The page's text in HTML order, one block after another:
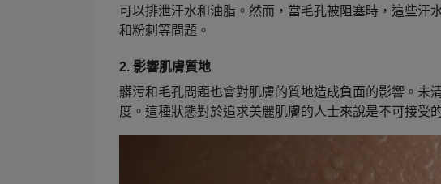
可以排泄汗水和油脂。然而，當毛孔被阻塞時，這些汗
和粉刺等問題。
2. 影響肌膚質地
髒污和毛孔問題也會對肌膚的質地造成負面的影響。未
度。這種狀態對於追求美麗肌膚的人士來說是不可接受